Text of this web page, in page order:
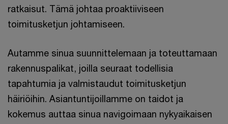
ratkaisut. Tämä johtaa proaktiiviseen
toimitusketjun johtamiseen.
Autamme sinua suunnittelemaan ja toteuttamaan
rakennuspalikat, joilla seuraat todellisia
tapahtumia ja valmistaudut toimitusketjun
häiriöihin. Asiantuntijoillamme on taidot ja
kokemus auttaa sinua navigoimaan nykyaikaisen